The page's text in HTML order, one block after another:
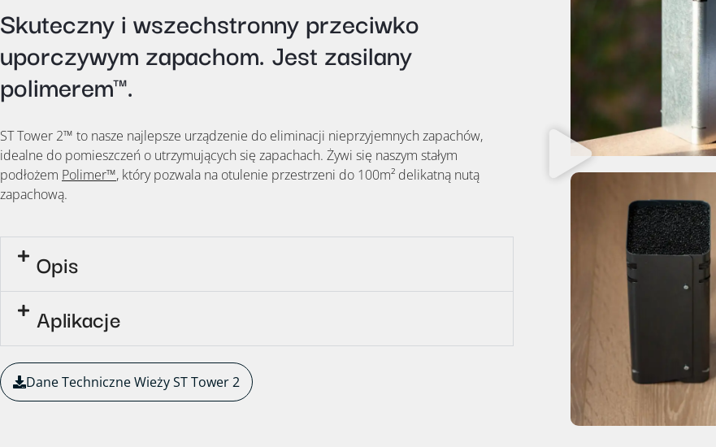
Skuteczny i wszechstronny przeciwko
uporczywym zapachom. Jest zasilany
polimerem™.
ST Tower 2™ to nasze najlepsze urządzenie do eliminacji nieprzyjemnych zapachów,
idealne do pomieszczeń o utrzymujących się zapachach. Żywi się naszym stałym
podłożem Polimer™, który pozwala na otulenie przestrzeni do 100m² delikatną nutą
zapachową.
Opis
Aplikacje
Dane Techniczne Wieży ST Tower 2